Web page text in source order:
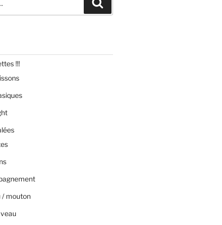
!!!
/ mouton